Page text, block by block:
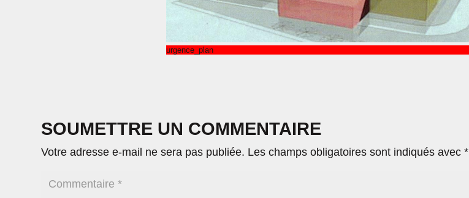
urgence_plan
SOUMETTRE UN COMMENTAIRE
Votre adresse e-mail ne sera pas publiée. Les champs obligatoires sont indiqués avec*